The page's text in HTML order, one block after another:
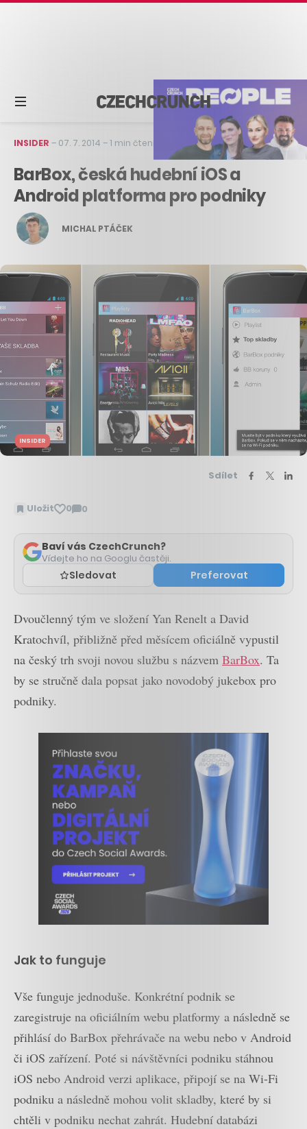
INSIDER – 07. 7. 2014 –1 min čtení
BarBox, česká hudební iOS a
Android platforma pro podniky
MICHAL PTÁČEK
INSIDER
Sdílet
Uložit 0 0
Zobrazit
Baví vás CzechCrunch?
Vídejte ho na Googlu častěji.
Sledovat Preferovat
Dvoučlenný tým ve složení Yan Renelt a David
Kratochvíl, přibližně před měsícem oficiálně vypustil
na český trh svoji novou službu s názvem BarBox. Ta
by se stručně dala popsat jako novodobý jukebox pro
podniky.
Jak to funguje
Vše funguje jednoduše. Konkrétní podnik se
zaregistruje na oficiálním webu platformy a následně se
přihlásí do BarBox přehrávače na webu nebo v Android
či iOS zařízení. Poté si návštěvníci podniku stáhnou
iOS nebo Android verzi aplikace, připojí se na Wi-Fi
podniku a následně mohou volit skladby, které by si
chtěli v podniku nechat zahrát. Hudební databázi